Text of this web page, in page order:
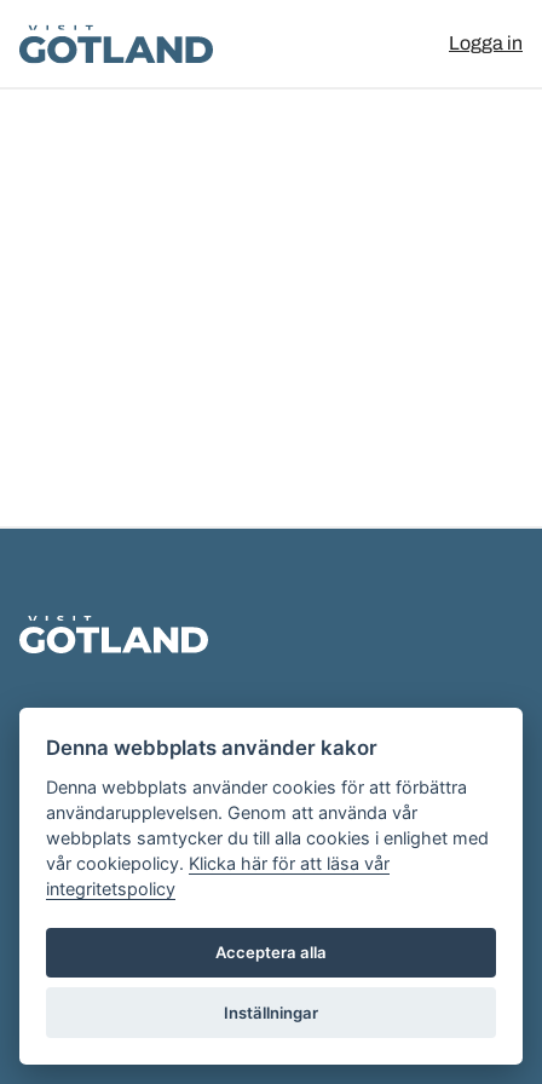
Visit Gotland
Logga in
Evenemangskalendern presenteras av
Destination Gotland påvisitgotland.se.
Har du frågor om evenemangskalendern? Mejla oss på
evenemang@visitgotland.se.
Cookies
Villkor
Skapa konto
Denna webbplats använder kakor
Denna webbplats använder cookies för att förbättra
användarupplevelsen. Genom att använda vår
webbplats samtycker du till alla cookies i enlighet med
vår cookiepolicy. Klicka här för att läsa vår
integritetspolicy
Acceptera alla
Inställningar